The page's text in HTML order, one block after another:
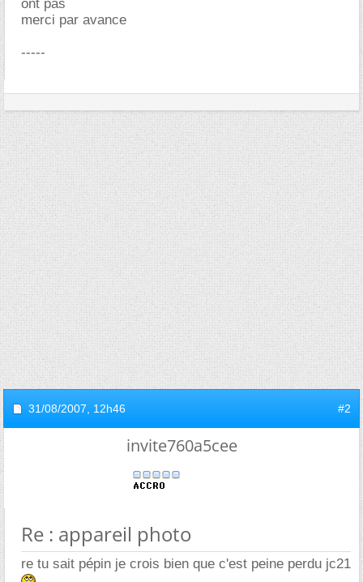
ont pas
merci par avance
-----
31/08/2007, 12h46 #2
invite760a5cee
Re : appareil photo
re tu sait pépin je crois bien que c'est peine perdu jc21